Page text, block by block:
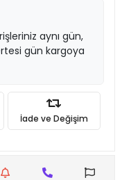
aynı gün,
gün kargoya
İade ve Değişim